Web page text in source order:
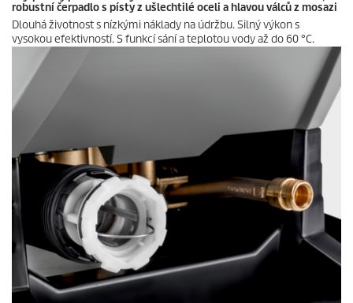
robustní čerpadlo s písty z ušlechtilé oceli a hlavou válců z mosazi
Dlouhá životnost s nízkými náklady na údržbu. Silný výkon s
vysokou efektivností. S funkcí sání a teplotou vody až do 60 °C.